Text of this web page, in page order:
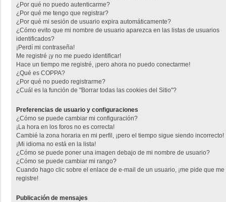
¿Por qué no puedo autenticarme?
¿Por qué me tengo que registrar?
¿Por qué mi sesión de usuario expira automáticamente?
¿Cómo evito que mi nombre de usuario aparezca en las listas de usuarios
identificados?
¡Perdí mi contraseña!
Me registré ¡y no me puedo identificar!
Hace un tiempo me registré, ¡pero ahora no puedo conectarme!
¿Qué es COPPA?
¿Por qué no puedo registrarme?
¿Cuál es la función de "Borrar todas las cookies del Sitio"?
Preferencias de usuario y configuraciones
¿Cómo se puede cambiar mi configuración?
¡La hora en los foros no es correcta!
Cambié la zona horaria en mi perfil, ¡pero el tiempo sigue siendo incorrecto!
¡Mi idioma no está en la lista!
¿Cómo se puede poner una imagen debajo de mi nombre de usuario?
¿Cómo se puede cambiar mi rango?
Cuando hago clic sobre el enlace de e-mail de un usuario, ¡me pide que me
registre!
Publicación de mensajes